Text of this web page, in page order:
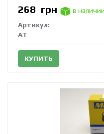
268 грн
в наличии
Артикул:
AT
КУПИТЬ